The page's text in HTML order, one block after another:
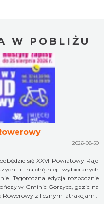
W POBLIŻU
2026-08-30
się XXVI Powiatowy Rajd
i najchętniej wybieranych
Tegoroczna edycja rozpocznie
w Gminie Gorzyce, gdzie na
Rowerowy z licznymi atrakcjami.